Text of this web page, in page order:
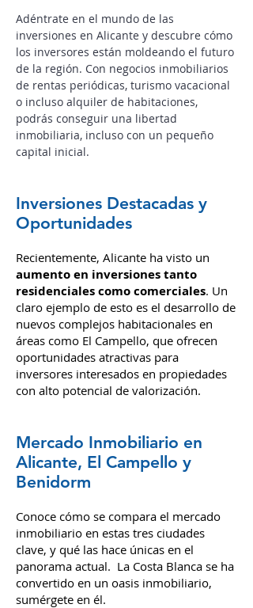
Adéntrate en el mundo de las
inversiones en Alicante y descubre cómo
los inversores están moldeando el futuro
de la región. Con negocios inmobiliarios
de rentas periódicas, turismo vacacional
o incluso alquiler de habitaciones,
podrás conseguir una libertad
inmobiliaria, incluso con un pequeño
capital inicial.
Inversiones Destacadas y
Oportunidades
Recientemente, Alicante ha visto un
aumento en inversiones tanto
residenciales como comerciales. Un
claro ejemplo de esto es el desarrollo de
nuevos complejos habitacionales en
áreas como El Campello, que ofrecen
oportunidades atractivas para
inversores interesados en propiedades
con alto potencial de valorización.
Mercado Inmobiliario en
Alicante, El Campello y
Benidorm
Conoce cómo se compara el mercado
inmobiliario en estas tres ciudades
clave, y qué las hace únicas en el
panorama actual. La Costa Blanca se ha
convertido en un oasis inmobiliario,
sumérgete en él.